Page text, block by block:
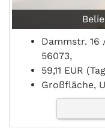
Dammstr. 16
56073,
59,11 EUR
Großfläche,